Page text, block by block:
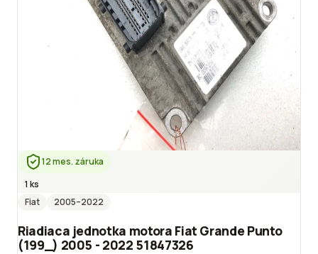
12 mes. záruka
1 ks
Fiat
2005–2022
Riadiaca jednotka motora Fiat Grande Punto
(199_) 2005 - 2022 51847326